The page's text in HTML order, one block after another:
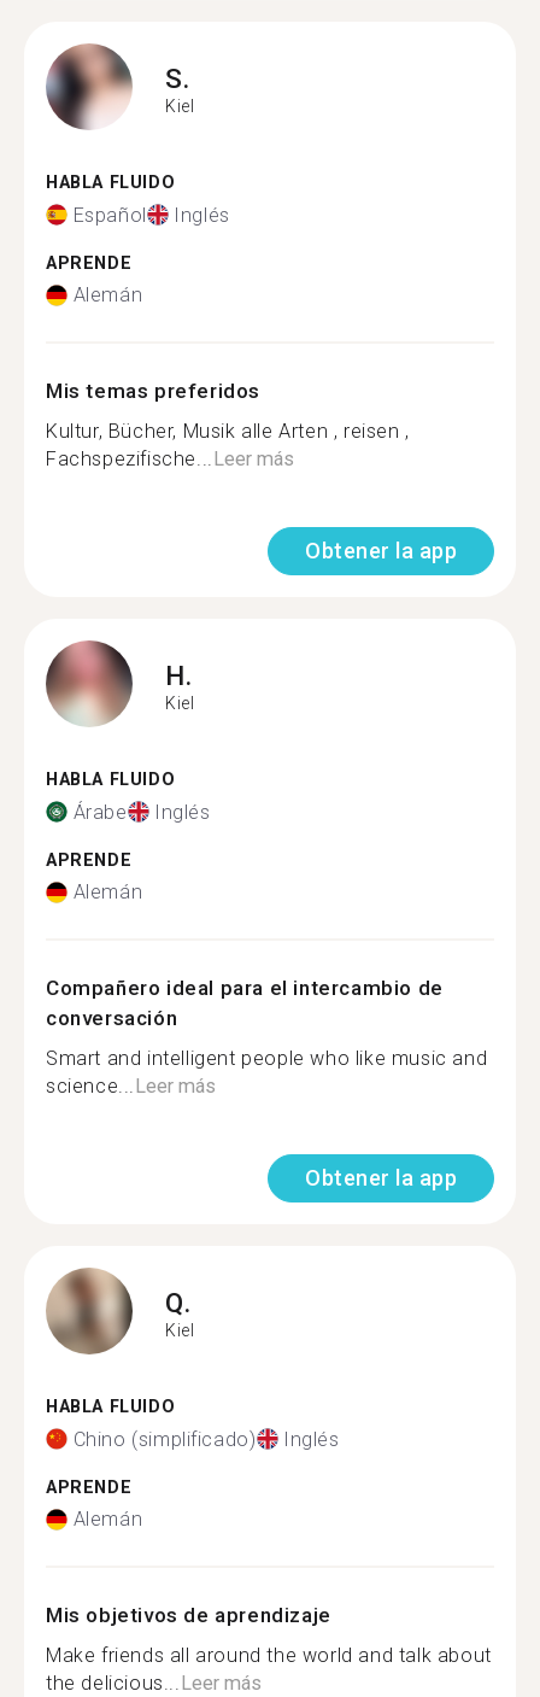
S.
Kiel
HABLA FLUIDO
Español Inglés
APRENDE
Alemán
Mis temas preferidos
Kultur, Bücher, Musik alle Arten , reisen ,
Fachspezifische...Leer más
Obtener la app
H.
Kiel
HABLA FLUIDO
Árabe Inglés
APRENDE
Alemán
Compañero ideal para el intercambio de
conversación
Smart and intelligent people who like music and
science...Leer más
Obtener la app
Q.
Kiel
HABLA FLUIDO
Chino (simplificado) Inglés
APRENDE
Alemán
Mis objetivos de aprendizaje
Make friends all around the world and talk about
the delicious...Leer más